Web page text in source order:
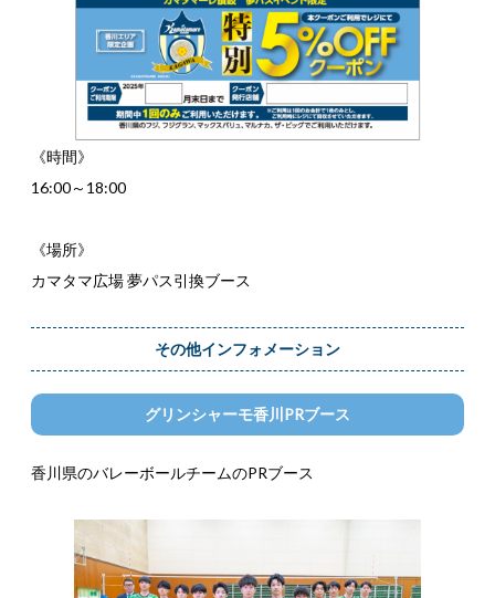
《時間》
16:00～18:00
《場所》
カマタマ広場 夢パス引換ブース
その他インフォメーション
グリンシャーモ香川PRブース
香川県のバレーボールチームのPRブース